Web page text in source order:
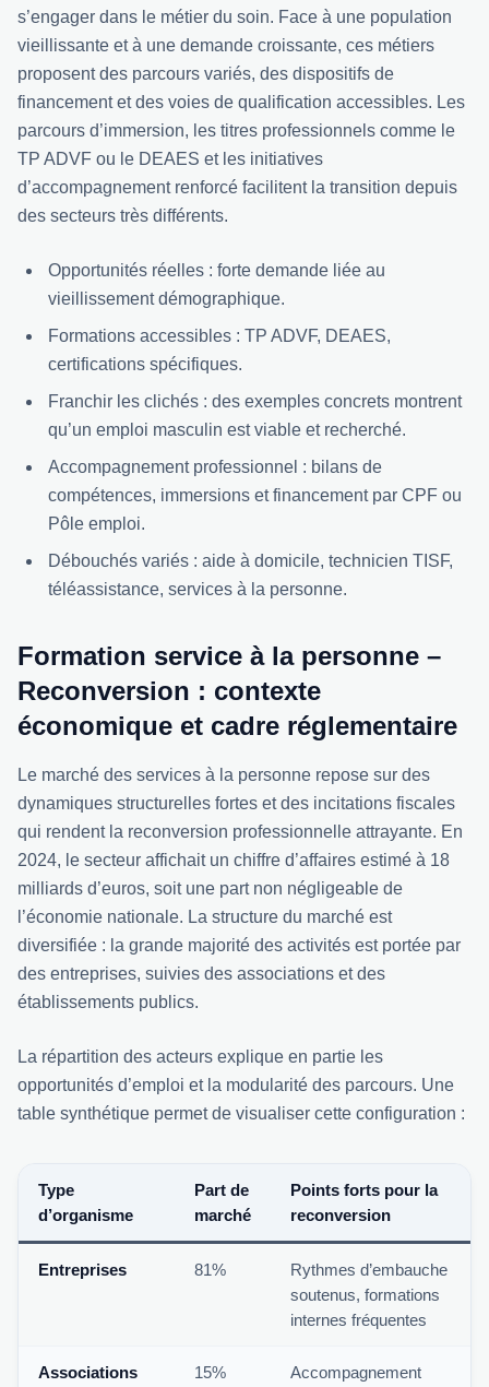
s’engager dans le métier du soin. Face à une population
vieillissante et à une demande croissante, ces métiers
proposent des parcours variés, des dispositifs de
financement et des voies de qualification accessibles. Les
parcours d’immersion, les titres professionnels comme le
TP ADVF ou le DEAES et les initiatives
d’accompagnement renforcé facilitent la transition depuis
des secteurs très différents.
Opportunités réelles : forte demande liée au
vieillissement démographique.
Formations accessibles : TP ADVF, DEAES,
certifications spécifiques.
Franchir les clichés : des exemples concrets montrent
qu’un emploi masculin est viable et recherché.
Accompagnement professionnel : bilans de
compétences, immersions et financement par CPF ou
Pôle emploi.
Débouchés variés : aide à domicile, technicien TISF,
téléassistance, services à la personne.
Formation service à la personne –
Reconversion : contexte
économique et cadre réglementaire
Le marché des services à la personne repose sur des
dynamiques structurelles fortes et des incitations fiscales
qui rendent la reconversion professionnelle attrayante. En
2024, le secteur affichait un chiffre d’affaires estimé à 18
milliards d’euros, soit une part non négligeable de
l’économie nationale. La structure du marché est
diversifiée : la grande majorité des activités est portée par
des entreprises, suivies des associations et des
établissements publics.
La répartition des acteurs explique en partie les
opportunités d’emploi et la modularité des parcours. Une
table synthétique permet de visualiser cette configuration :
Type
d’organisme
Part de
marché
Points forts pour la
reconversion
Entreprises 81%
Rythmes d’embauche
soutenus, formations
internes fréquentes
Associations 15% Accompagnement